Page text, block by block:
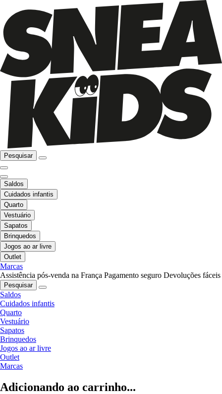
Pesquisar
Saldos
Cuidados infantis
Quarto
Vestuário
Sapatos
Brinquedos
Jogos ao ar livre
Outlet
Marcas
Assistência pós-venda na França Pagamento seguro Devoluções fáceis
Pesquisar
Saldos
Cuidados infantis
Quarto
Vestuário
Sapatos
Brinquedos
Jogos ao ar livre
Outlet
Marcas
Adicionando ao carrinho...